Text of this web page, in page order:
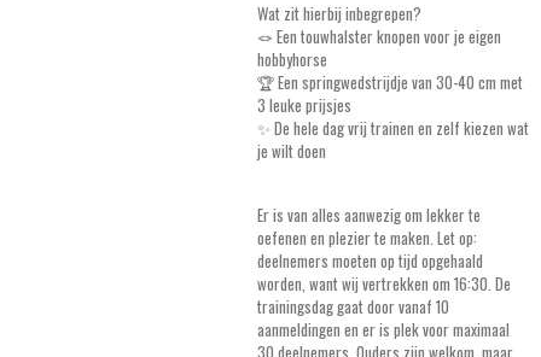
Wat zit hierbij inbegrepen?
🪢 Een touwhalster knopen voor je eigen
hobbyhorse
🏆 Een springwedstrijdje van 30-40 cm met
3 leuke prijsjes
✨ De hele dag vrij trainen en zelf kiezen wat
je wilt doen
Er is van alles aanwezig om lekker te
oefenen en plezier te maken. Let op:
deelnemers moeten op tijd opgehaald
worden, want wij vertrekken om 16:30. De
trainingsdag gaat door vanaf 10
aanmeldingen en er is plek voor maximaal